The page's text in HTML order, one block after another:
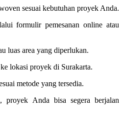
sesuai kebutuhan proyek Anda.
formulir pemesanan online atau
luas area yang diperlukan.
lokasi proyek di Surakarta.
metode yang tersedia.
proyek Anda bisa segera berjalan